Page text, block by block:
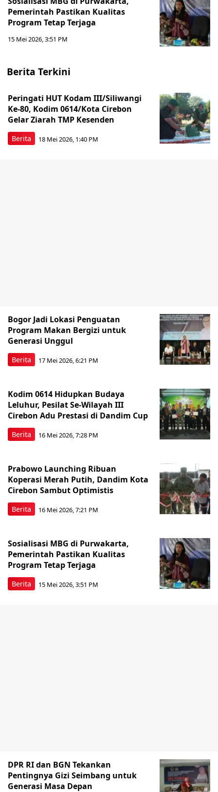
Pemerintah Pastikan Kualitas
Program Tetap Terjaga
15 Mei 2026, 3:51 PM
Berita Terkini
Berita
Peringati HUT Kodam III/Siliwangi
Ke-80, Kodim 0614/Kota Cirebon
Gelar Ziarah TMP Kesenden
18 Mei 2026, 1:40 PM
Berita
Bogor Jadi Lokasi Penguatan
Program Makan Bergizi untuk
Generasi Unggul
17 Mei 2026, 6:21 PM
Berita
Kodim 0614 Hidupkan Budaya
Leluhur, Pesilat Se-Wilayah III
Cirebon Adu Prestasi di Dandim Cup
16 Mei 2026, 7:28 PM
Berita
Prabowo Launching Ribuan
Koperasi Merah Putih, Dandim Kota
Cirebon Sambut Optimistis
16 Mei 2026, 7:21 PM
Berita
Sosialisasi MBG di Purwakarta,
Pemerintah Pastikan Kualitas
Program Tetap Terjaga
15 Mei 2026, 3:51 PM
DPR RI dan BGN Tekankan
Pentingnya Gizi Seimbang untuk
Generasi Masa Depan